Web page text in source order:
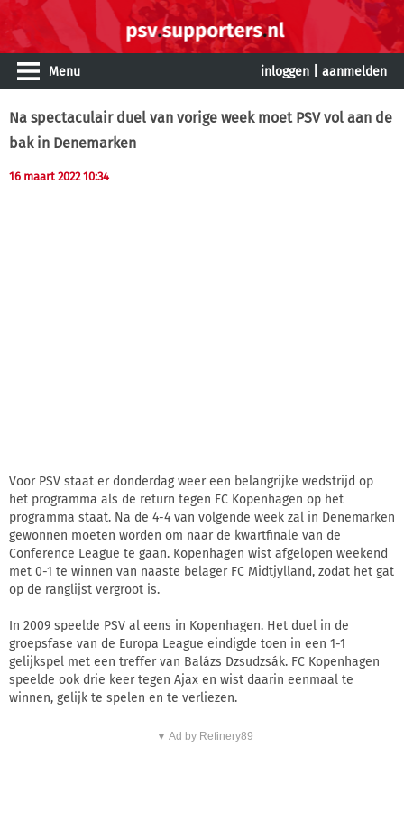
Menu inloggen aanmelden
Na spectaculair duel van vorige week moet PSV vol aan de
bak in Denemarken
16 maart 2022 10:34
Voor PSV staat er donderdag weer een belangrijke wedstrijd op
het programma als de return tegen FC Kopenhagen op het
programma staat. Na de 4-4 van volgende week zal in Denemarken
gewonnen moeten worden om naar de kwartfinale van de
Conference League te gaan. Kopenhagen wist afgelopen weekend
met 0-1 te winnen van naaste belager FC Midtjylland, zodat het gat
op de ranglijst vergroot is.
In 2009 speelde PSV al eens in Kopenhagen. Het duel in de
groepsfase van de Europa League eindigde toen in een 1-1
gelijkspel met een treffer van Balázs Dzsudzsák. FC Kopenhagen
speelde ook drie keer tegen Ajax en wist daarin eenmaal te
winnen, gelijk te spelen en te verliezen.
▼ Ad by Refinery89